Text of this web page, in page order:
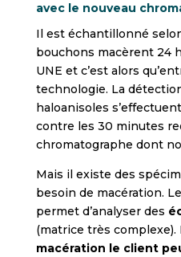
avec le nouveau
Il est échantillonné
bouchons macèrent 24
UNE et c’est alors
technologie. La
haloanisoles
contre les 30 minutes
chromatographe dont
Mais il existe des
besoin de macération.
permet d’analyser des
(matrice très complexe).
macération le client